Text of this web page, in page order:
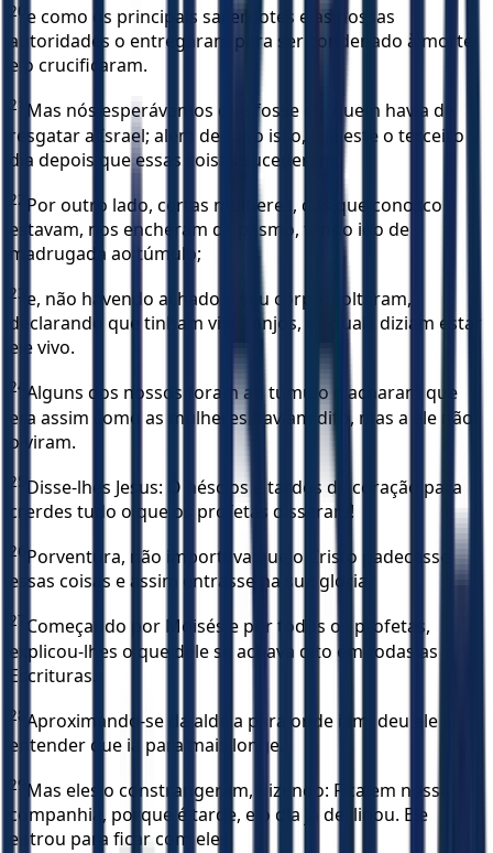
20 e como os principais sacerdotes e as nossas
autoridades o entregaram para ser condenado à morte
e o crucificaram.
21
Mas nós esperávamos que fosse ele quem havia de
resgatar a Israel; além de tudo isso, é já este o terceiro
dia depois que essas coisas sucederam.
22 Por outro lado, certas mulheres, das que conosco
estavam, nos encheram de pasmo, tendo ido de
madrugada ao túmulo;
23 e, não havendo achado o seu corpo, voltaram,
declarando que tinham visto anjos, os quais diziam estar
ele vivo.
24 Alguns dos nossos foram ao túmulo e acharam que
era assim como as mulheres haviam dito, mas a ele não
o viram.
25 Disse-lhes Jesus: Ó néscios e tardos de coração para
crerdes tudo o que os profetas disseram!
26 Porventura, não importava que o Cristo padecesse
essas coisas e assim entrasse na sua glória?
27 Começando por Moisés e por todos os profetas,
explicou-lhes o que dele se achava dito em todas as
Escrituras.
28 Aproximando-se da aldeia para onde iam, deu ele a
entender que ia para mais longe.
29 Mas eles o constrangeram, dizendo: Fica em nossa
companhia, porque é tarde, e o dia já declinou. Ele
entrou para ficar com eles.